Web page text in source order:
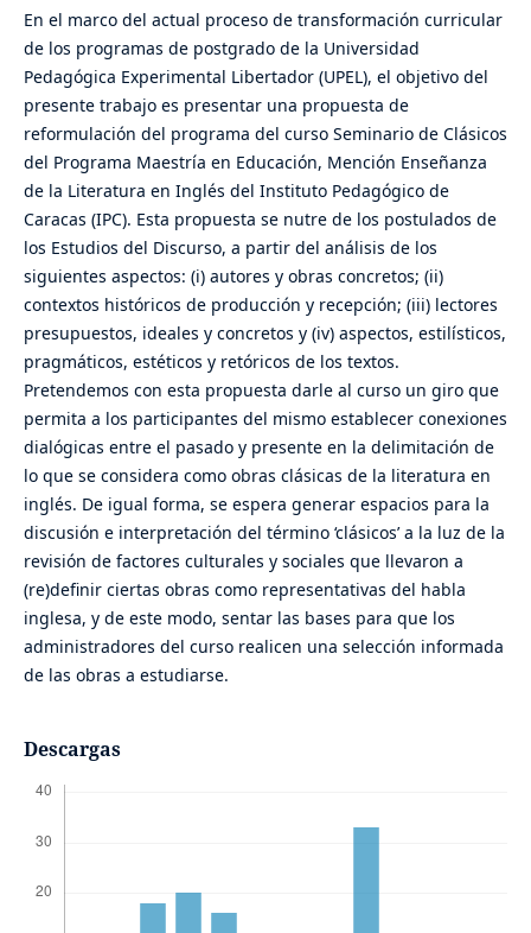
En el marco del actual proceso de transformación curricular
de los programas de postgrado de la Universidad
Pedagógica Experimental Libertador (UPEL), el objetivo del
presente trabajo es presentar una propuesta de
reformulación del programa del curso Seminario de Clásicos
del Programa Maestría en Educación, Mención Enseñanza
de la Literatura en Inglés del Instituto Pedagógico de
Caracas (IPC). Esta propuesta se nutre de los postulados de
los Estudios del Discurso, a partir del análisis de los
siguientes aspectos: (i) autores y obras concretos; (ii)
contextos históricos de producción y recepción; (iii) lectores
presupuestos, ideales y concretos y (iv) aspectos, estilísticos,
pragmáticos, estéticos y retóricos de los textos.
Pretendemos con esta propuesta darle al curso un giro que
permita a los participantes del mismo establecer conexiones
dialógicas entre el pasado y presente en la delimitación de
lo que se considera como obras clásicas de la literatura en
inglés. De igual forma, se espera generar espacios para la
discusión e interpretación del término ‘clásicos’ a la luz de la
revisión de factores culturales y sociales que llevaron a
(re)definir ciertas obras como representativas del habla
inglesa, y de este modo, sentar las bases para que los
administradores del curso realicen una selección informada
de las obras a estudiarse.
Descargas